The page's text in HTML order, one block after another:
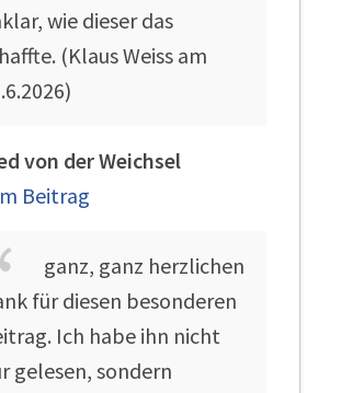
wie dieser das
(Klaus Weiss am
von der Weichsel
Beitrag
ganz, ganz herzlichen
für diesen besonderen
Ich habe ihn nicht
gelesen, sondern